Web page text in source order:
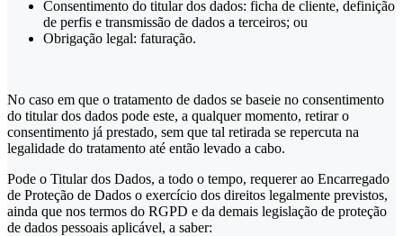
Consentimento do titular dos dados: ficha de cliente, definição
de perfis e transmissão de dados a terceiros; ou
Obrigação legal: faturação.
No caso em que o tratamento de dados se baseie no consentimento
do titular dos dados pode este, a qualquer momento, retirar o
consentimento já prestado, sem que tal retirada se repercuta na
legalidade do tratamento até então levado a cabo.
Pode o Titular dos Dados, a todo o tempo, requerer ao Encarregado
de Proteção de Dados o exercício dos direitos legalmente previstos,
ainda que nos termos do RGPD e da demais legislação de proteção
de dados pessoais aplicável, a saber: